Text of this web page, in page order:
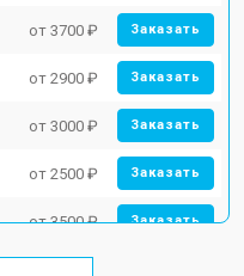
от 3700 ₽ Заказать
от 2900 ₽ Заказать
от 3000 ₽ Заказать
от 2500 ₽ Заказать
от 3500 ₽ Заказать